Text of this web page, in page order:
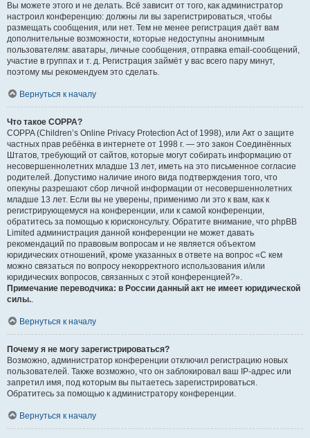
Вы можете этого и не делать. Всё зависит от того, как администратор
настроил конференцию: должны ли вы зарегистрироваться, чтобы
размещать сообщения, или нет. Тем не менее регистрация даёт вам
дополнительные возможности, которые недоступны анонимным
пользователям: аватары, личные сообщения, отправка email-сообщений,
участие в группах и т. д. Регистрация займёт у вас всего пару минут,
поэтому мы рекомендуем это сделать.
Вернуться к началу
Что такое COPPA?
COPPA (Children’s Online Privacy Protection Act of 1998), или Акт о защите
частных прав ребёнка в интернете от 1998 г. — это закон Соединённых
Штатов, требующий от сайтов, которые могут собирать информацию от
несовершеннолетних младше 13 лет, иметь на это письменное согласие
родителей. Допустимо наличие иного вида подтверждения того, что
опекуны разрешают сбор личной информации от несовершеннолетних
младше 13 лет. Если вы не уверены, применимо ли это к вам, как к
регистрирующемуся на конференции, или к самой конференции,
обратитесь за помощью к юрисконсульту. Обратите внимание, что phpBB
Limited администрация данной конференции не может давать
рекомендаций по правовым вопросам и не является объектом
юридических отношений, кроме указанных в ответе на вопрос «С кем
можно связаться по вопросу некорректного использования и/или
юридических вопросов, связанных с этой конференцией?».
Примечание переводчика: в России данный акт не имеет юридической
силы..
Вернуться к началу
Почему я не могу зарегистрироваться?
Возможно, администратор конференции отключил регистрацию новых
пользователей. Также возможно, что он заблокировал ваш IP-адрес или
запретил имя, под которым вы пытаетесь зарегистрироваться.
Обратитесь за помощью к администратору конференции.
Вернуться к началу